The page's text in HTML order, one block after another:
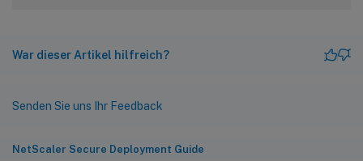
War dieser Artikel hilfreich?
Senden Sie uns Ihr Feedback
NetScaler Secure Deployment Guide